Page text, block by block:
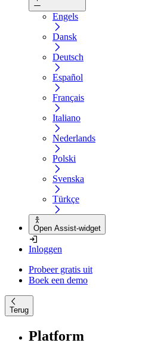
Engels
Dansk
Deutsch
Español
Français
Italiano
Nederlands
Polski
Svenska
Türkçe
Open Assist-widget
Inloggen
Probeer gratis uit
Boek een demo
Terug
Platform